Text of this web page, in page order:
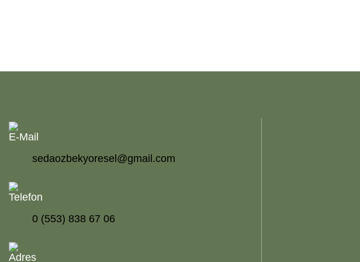
E-Mail
sedaozbekyoresel@gmail.com
Telefon
0 (553) 838 67 06
Adres